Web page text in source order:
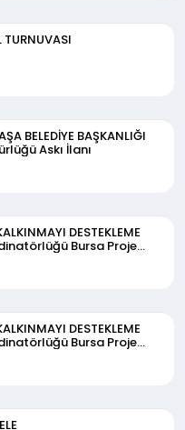
TURNUVASI
BELEDİYE BAŞKANLIĞI
Askı İlanı
DESTEKLEME
Bursa Proje
DESTEKLEME
Bursa Proje
III Dönemi 11.